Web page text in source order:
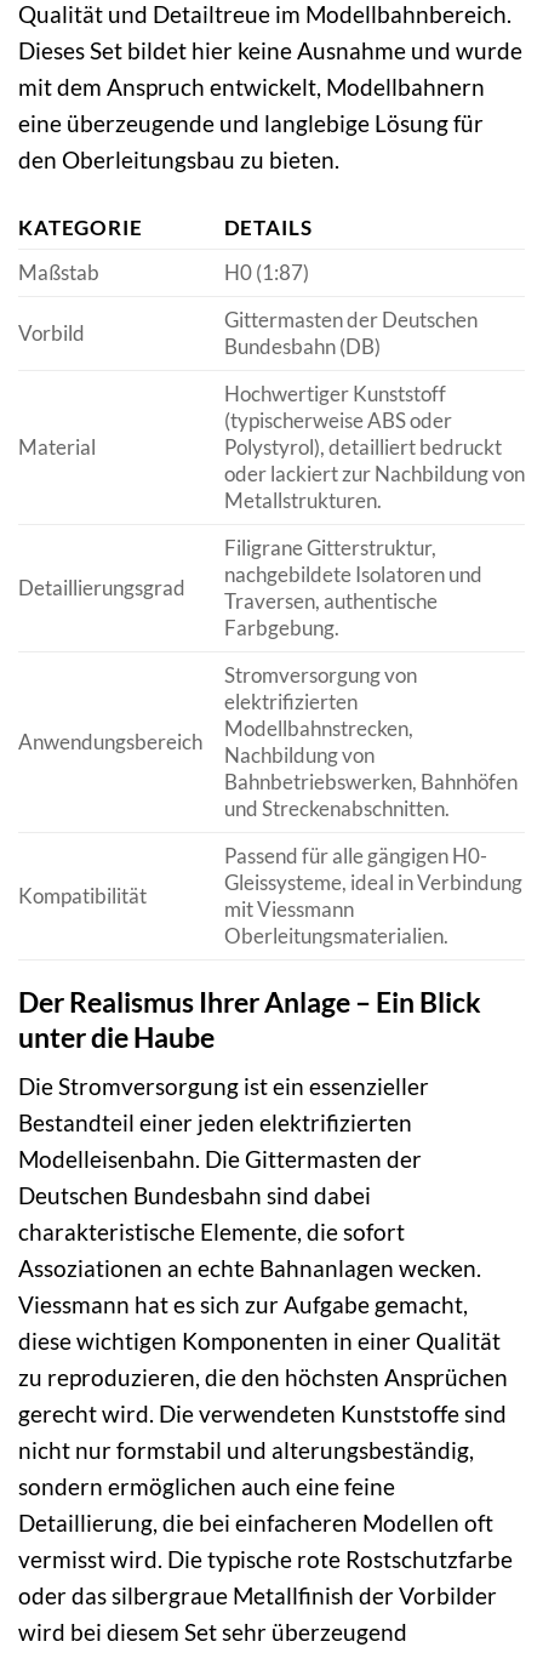
Qualität und Detailtreue im Modellbahnbereich.
Dieses Set bildet hier keine Ausnahme und wurde
mit dem Anspruch entwickelt, Modellbahnern
eine überzeugende und langlebige Lösung für
den Oberleitungsbau zu bieten.
KATEGORIE
DETAILS
Maßstab
H0 (1:87)
Vorbild
Gittermasten der Deutschen
Bundesbahn (DB)
Material
Hochwertiger Kunststoff
(typischerweise ABS oder
Polystyrol), detailliert bedruckt
oder lackiert zur Nachbildung von
Metallstrukturen.
Detaillierungsgrad
Filigrane Gitterstruktur,
nachgebildete Isolatoren und
Traversen, authentische
Farbgebung.
Anwendungsbereich
Stromversorgung von
elektrifizierten
Modellbahnstrecken,
Nachbildung von
Bahnbetriebswerken, Bahnhöfen
und Streckenabschnitten.
Kompatibilität
Passend für alle gängigen H0-
Gleissysteme, ideal in Verbindung
mit Viessmann
Oberleitungsmaterialien.
Der Realismus Ihrer Anlage – Ein Blick
unter die Haube
Die Stromversorgung ist ein essenzieller
Bestandteil einer jeden elektrifizierten
Modelleisenbahn. Die Gittermasten der
Deutschen Bundesbahn sind dabei
charakteristische Elemente, die sofort
Assoziationen an echte Bahnanlagen wecken.
Viessmann hat es sich zur Aufgabe gemacht,
diese wichtigen Komponenten in einer Qualität
zu reproduzieren, die den höchsten Ansprüchen
gerecht wird. Die verwendeten Kunststoffe sind
nicht nur formstabil und alterungsbeständig,
sondern ermöglichen auch eine feine
Detaillierung, die bei einfacheren Modellen oft
vermisst wird. Die typische rote Rostschutzfarbe
oder das silbergraue Metallfinish der Vorbilder
wird bei diesem Set sehr überzeugend